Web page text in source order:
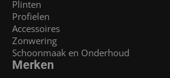
Plinten
Profielen
Accessoires
Zonwering
Schoonmaak en Onderhoud
Merken